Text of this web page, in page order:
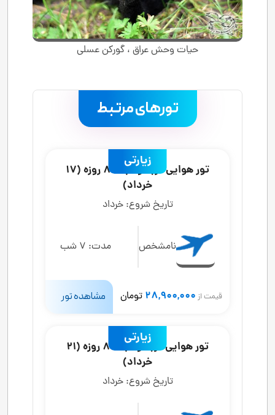
حیات وحش عراق ، گورکن عسلی
تورهای مرتبط
زیارتی
تور هوایی کربلا و نجف 8 روزه (17
خرداد)
تاریخ شروع: خرداد
نامشخص مدت: 7 شب
قیمت از 28,900,000 تومان مشاهده تور
زیارتی
تور هوایی کربلا و نجف 8 روزه (21
خرداد)
تاریخ شروع: خرداد